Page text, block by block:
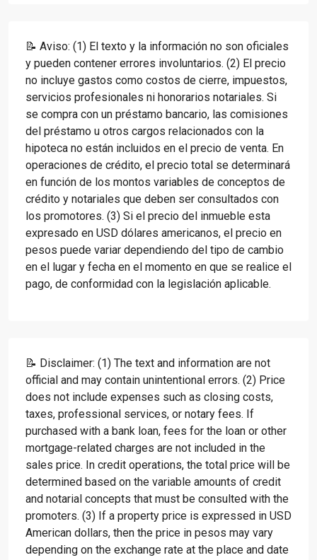
📝 Aviso: (1) El texto y la información no son oficiales
y pueden contener errores involuntarios. (2) El precio
no incluye gastos como costos de cierre, impuestos,
servicios profesionales ni honorarios notariales. Si
se compra con un préstamo bancario, las comisiones
del préstamo u otros cargos relacionados con la
hipoteca no están incluidos en el precio de venta. En
operaciones de crédito, el precio total se determinará
en función de los montos variables de conceptos de
crédito y notariales que deben ser consultados con
los promotores. (3) Si el precio del inmueble esta
expresado en USD dólares americanos, el precio en
pesos puede variar dependiendo del tipo de cambio
en el lugar y fecha en el momento en que se realice el
pago, de conformidad con la legislación aplicable.
📝 Disclaimer: (1) The text and information are not
official and may contain unintentional errors. (2) Price
does not include expenses such as closing costs,
taxes, professional services, or notary fees. If
purchased with a bank loan, fees for the loan or other
mortgage-related charges are not included in the
sales price. In credit operations, the total price will be
determined based on the variable amounts of credit
and notarial concepts that must be consulted with the
promoters. (3) If a property price is expressed in USD
American dollars, then the price in pesos may vary
depending on the exchange rate at the place and date